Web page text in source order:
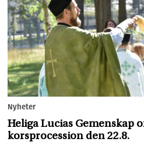
Nyheter
Heliga Lucias Gemenskap
korsprocession den 22.8.